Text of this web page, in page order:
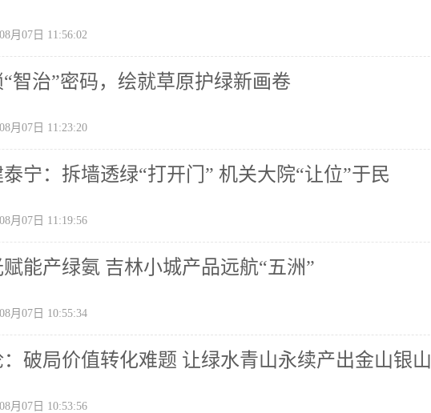
月07日 11:56:02
智治”密码，绘就草原护绿新画卷
月07日 11:23:20
宁：拆墙透绿“打开门” 机关大院“让位”于民
月07日 11:19:56
赋能产绿氨 吉林小城产品远航“五洲”
月07日 10:55:34
：破局价值转化难题 让绿水青山永续产出金山银山
月07日 10:53:56